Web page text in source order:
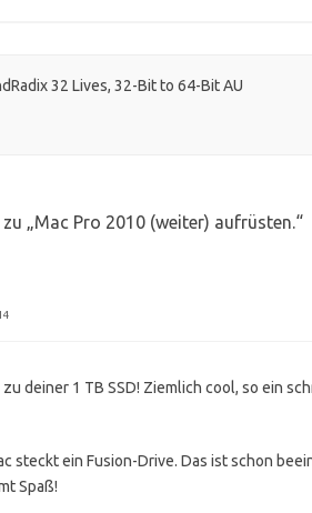
32 Lives, 32-Bit to 64-Bit AU
„Mac Pro 2010 (weiter) aufrüsten.“
deiner 1 TB SSD! Ziemlich cool, so ein
steckt ein Fusion-Drive. Das ist schon
Spaß!